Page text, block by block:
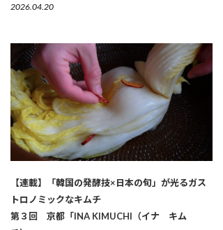
2026.04.20
【連載】「韓国の発酵技×日本の旬」が光るガス
トロノミックなキムチ
第３回 京都「INA KIMUCHI（イナ キム